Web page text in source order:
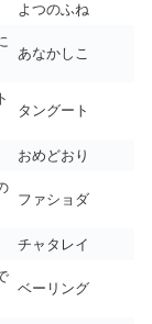
よつのふね
あなかしこ
タングート
おめどおり
ファショダ
チャタレイ
ベーリング